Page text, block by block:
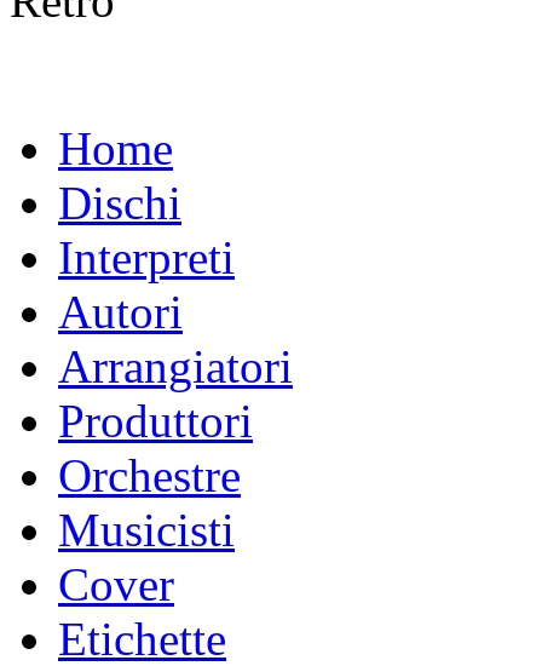
Home
Dischi
Interpreti
Autori
Arrangiatori
Produttori
Orchestre
Musicisti
Cover
Etichette